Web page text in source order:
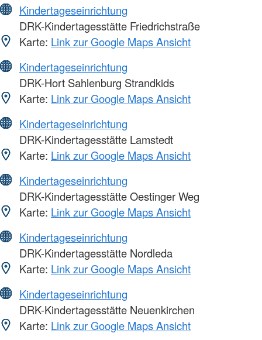
Kindertageseinrichtung
DRK-Kindertagesstätte Friedrichstraße
Karte: Link zur Google Maps Ansicht
Kindertageseinrichtung
DRK-Hort Sahlenburg Strandkids
Karte: Link zur Google Maps Ansicht
Kindertageseinrichtung
DRK-Kindertagesstätte Lamstedt
Karte: Link zur Google Maps Ansicht
Kindertageseinrichtung
DRK-Kindertagesstätte Oestinger Weg
Karte: Link zur Google Maps Ansicht
Kindertageseinrichtung
DRK-Kindertagesstätte Nordleda
Karte: Link zur Google Maps Ansicht
Kindertageseinrichtung
DRK-Kindertagesstätte Neuenkirchen
Karte: Link zur Google Maps Ansicht